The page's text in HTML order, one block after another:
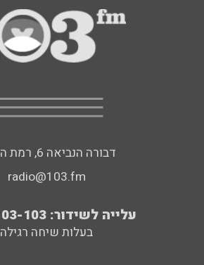
דבורה הנביאה 6, רמת השרון
radio@103.fm
עלייה לשידור: 0552-103-103
בעלות שיחה רגילה